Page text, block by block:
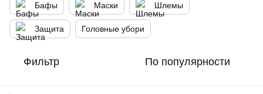
Бафы Маски Шлемы
Защита Головные убори
Фильтр По популярности